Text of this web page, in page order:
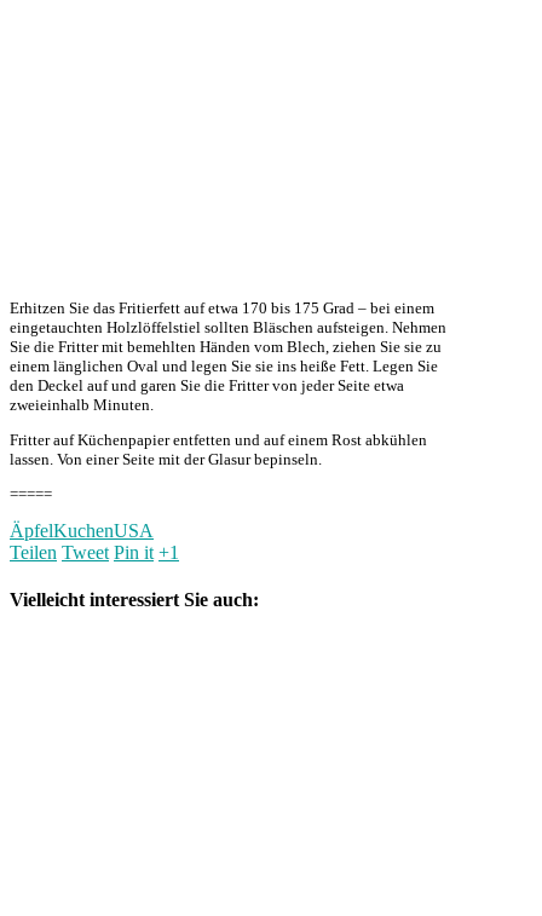
Erhitzen Sie das Fritierfett auf etwa 170 bis 175 Grad – bei einem
eingetauchten Holzlöffelstiel sollten Bläschen aufsteigen. Nehmen
Sie die Fritter mit bemehlten Händen vom Blech, ziehen Sie sie zu
einem länglichen Oval und legen Sie sie ins heiße Fett. Legen Sie
den Deckel auf und garen Sie die Fritter von jeder Seite etwa
zweieinhalb Minuten.
Fritter auf Küchenpapier entfetten und auf einem Rost abkühlen
lassen. Von einer Seite mit der Glasur bepinseln.
=====
ÄpfelKuchenUSA
Teilen Tweet Pin it +1
Vielleicht interessiert Sie auch: